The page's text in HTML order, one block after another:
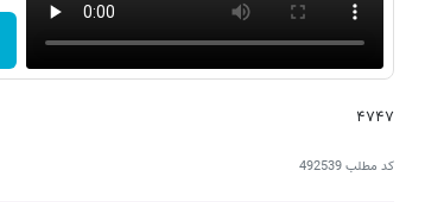
۴۷۴۷
کد مطلب492539